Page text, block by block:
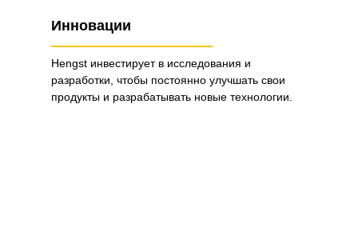
Инновации
Hengst инвестирует в исследования и
разработки, чтобы постоянно улучшать свои
продукты и разрабатывать новые технологии.